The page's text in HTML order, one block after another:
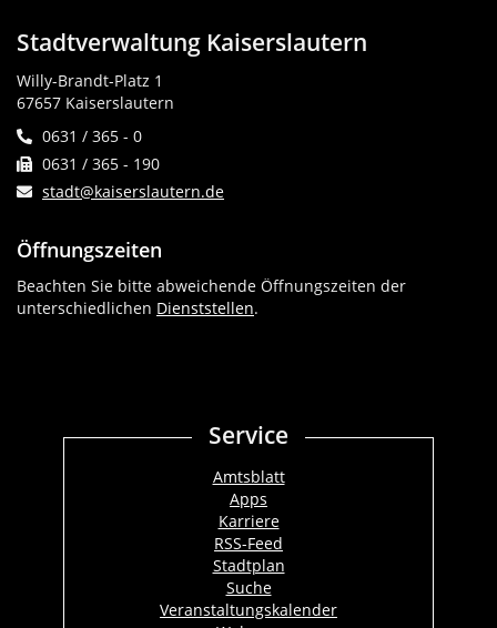
Stadtverwaltung Kaiserslautern
Willy-Brandt-Platz 1
67657 Kaiserslautern
0631 / 365 - 0
0631 / 365 - 190
stadt@kaiserslautern.de
Öffnungszeiten
Beachten Sie bitte abweichende Öffnungszeiten der
unterschiedlichen Dienststellen.
Service
Amtsblatt
Apps
Karriere
RSS-Feed
Stadtplan
Suche
Veranstaltungskalender